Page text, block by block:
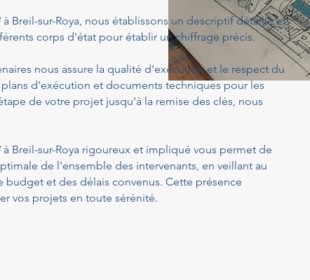
à Breil-sur-Roya, nous établissons un descriptif détaillé et
corps d'état pour établir un chiffrage précis.
nous assure la qualité d'exécution et le respect du
d'exécution et documents techniques pour les
de votre projet jusqu'à la remise des clés, nous
à Breil-sur-Roya rigoureux et impliqué vous permet de
de l'ensemble des intervenants, en veillant au
budget et des délais convenus. Cette présence
vos projets en toute sérénité.